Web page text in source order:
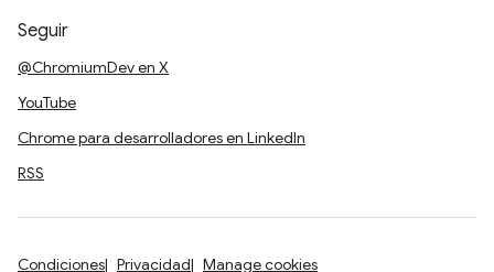
Seguir
@ChromiumDev en X
YouTube
Chrome para desarrolladores en LinkedIn
RSS
Condiciones Privacidad Manage cookies